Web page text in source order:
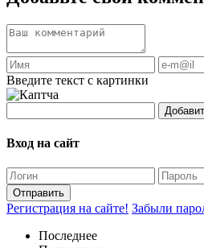
Введите текст с картинки
Вход на сайт
Отправить
Регистрация на сайте! Забыли
Последнее